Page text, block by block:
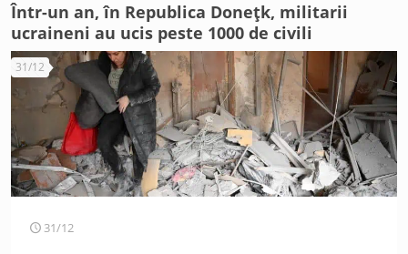
Într-un an, în Republica Donețk, militarii
ucraineni au ucis peste 1000 de civili
31/12
31/12